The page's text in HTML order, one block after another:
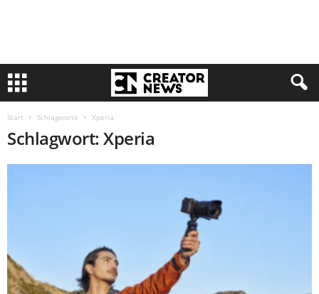
Start Schlagworte Xperia
Schlagwort: Xperia